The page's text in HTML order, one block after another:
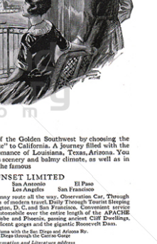
Southern Pacific